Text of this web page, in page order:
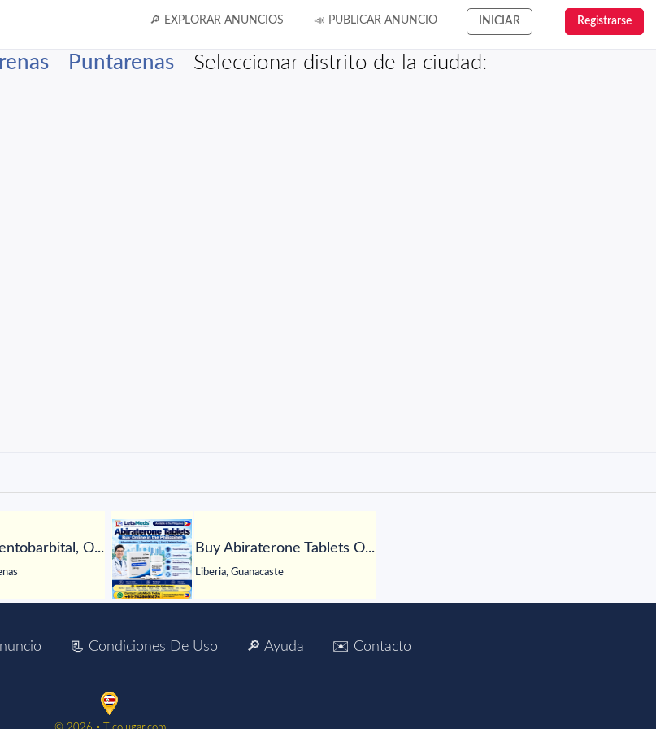
🔎 EXPLORAR ANUNCIOS 📣 PUBLICAR ANUNCIO INICIAR Registrarse
- Puntarenas - Seleccionar distrito de la ciudad:
O... Buy Abiraterone Tablets O...
Liberia, Guanacaste
📃 Condiciones De Uso 🔎 Ayuda ✉️ Contacto